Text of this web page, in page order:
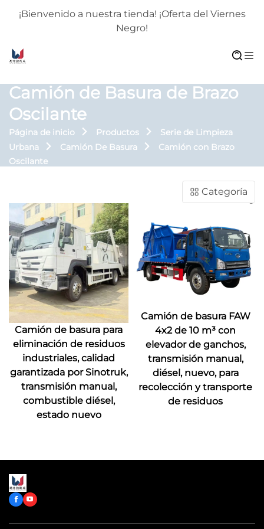
¡Bienvenido a nuestra tienda! ¡Oferta del Viernes
Negro!
Camión de Basura de Brazo
Oscilante
Página de inicio Productos
Serie de Limpieza
Urbana
Camión De Basura
Camión con Brazo
Oscilante
Categoría
Camión de basura para
eliminación de residuos
industriales, calidad
garantizada por Sinotruk,
transmisión manual,
combustible diésel,
estado nuevo
Camión de basura FAW
4x2 de 10 m³ con
elevador de ganchos,
transmisión manual,
diésel, nuevo, para
recolección y transporte
de residuos